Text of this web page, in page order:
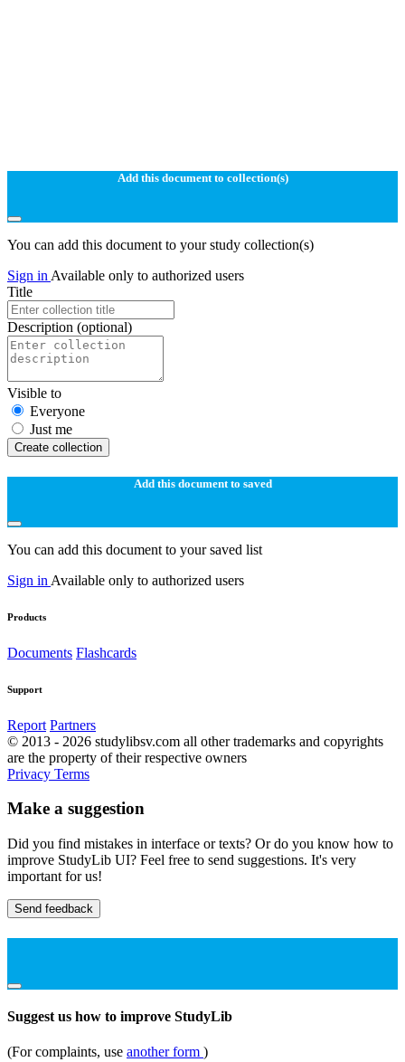
Add this document to collection(s)
You can add this document to your study collection(s)
Sign in Available only to authorized users
Title
Description (optional)
Visible to
Everyone
Just me
Create collection
Add this document to saved
You can add this document to your saved list
Sign in Available only to authorized users
Products
Documents Flashcards
Support
Report Partners
© 2013 - 2026 studylibsv.com all other trademarks and copyrights
are the property of their respective owners
Privacy Terms
Make a suggestion
Did you find mistakes in interface or texts? Or do you know how to
improve StudyLib UI? Feel free to send suggestions. It's very
important for us!
Send feedback
Suggest us how to improve StudyLib
(For complaints, use another form )